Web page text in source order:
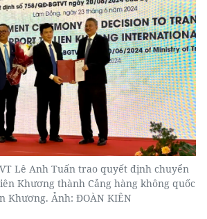
Lê Anh Tuấn trao quyết định chuyển
Khương thành Cảng hàng không quốc
Khương. Ảnh: ĐOÀN KIÊN